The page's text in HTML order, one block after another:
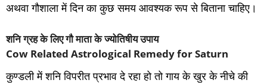
अथवा गौशाला में दिन का कुछ समय आवश्‍यक रूप से बिताना चाहिए।
शनि ग्रह के लिए गौ माता के ज्योतिषीय उपाय
Cow Related Astrological Remedy for Saturn
कुण्‍डली में शनि विपरीत प्रभाव दे रहा हो तो गाय के खुर के नीचे की